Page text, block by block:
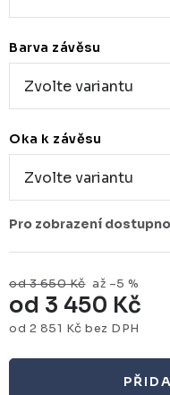
Barva závěsu
Oka k závěsu
od 3 650 Kč až –5 %
od 3 450 Kč
od 2 851 Kč bez DPH